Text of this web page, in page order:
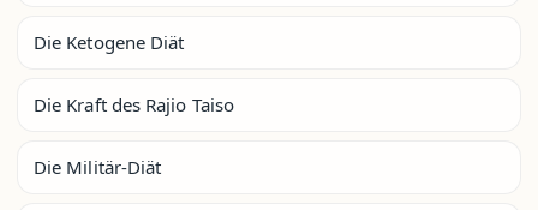
Die Ketogene Diät
Die Kraft des Rajio Taiso
Die Militär-Diät